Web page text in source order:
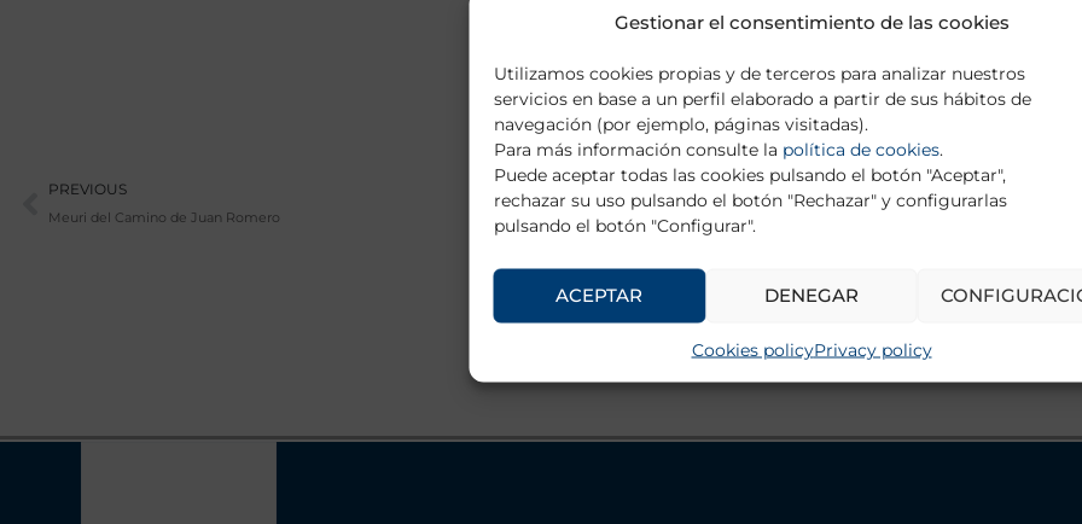
Gestionar el consentimiento de las cookies
Utilizamos cookies propias y de terceros para analizar nuestros
servicios en base a un perfil elaborado a partir de sus hábitos de
navegación (por ejemplo, páginas visitadas).
Para más información consulte la política de cookies.
Puede aceptar todas las cookies pulsando el botón "Aceptar",
rechazar su uso pulsando el botón "Rechazar" y configurarlas
pulsando el botón "Configurar".
ACEPTAR DENEGAR
Cookies policyPrivacy policy
for Pediatric
Prev
PREVIOUS
Meuri del Camino de Juan Romero
RETURN TO TRAINING GRANTS